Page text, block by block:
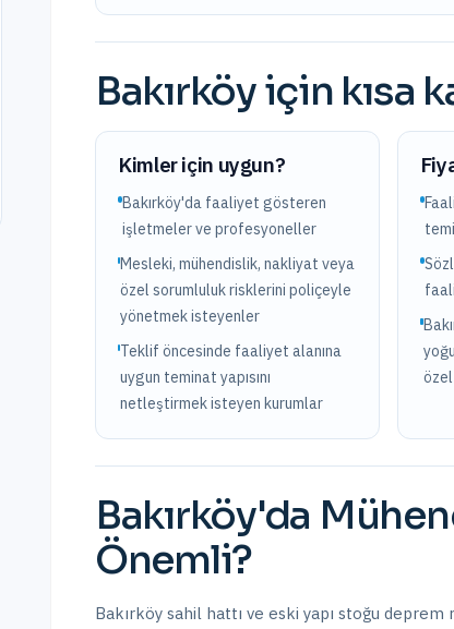
Bakırköyiçin kısa
Kimler için uygun?
Bakırköy'da faaliyet gösteren
işletmeler ve profesyoneller
Mesleki, mühendislik, nakliyat veya
özel sorumluluk risklerini poliçeyle
yönetmek isteyenler
Teklif öncesinde faaliyet alanına
uygun teminat yapısını
netleştirmek isteyen kurumlar
Bakırköy'da
Önemli?
Bakırköy sahil hattı ve eski yapı stoğu deprem